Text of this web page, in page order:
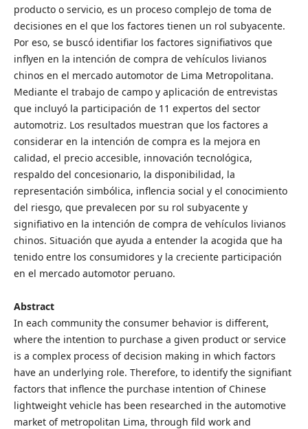
producto o servicio, es un proceso complejo de toma de
decisiones en el que los factores tienen un rol subyacente.
Por eso, se buscó identifiar los factores signifiativos que
inflyen en la intención de compra de vehículos livianos
chinos en el mercado automotor de Lima Metropolitana.
Mediante el trabajo de campo y aplicación de entrevistas
que incluyó la participación de 11 expertos del sector
automotriz. Los resultados muestran que los factores a
considerar en la intención de compra es la mejora en
calidad, el precio accesible, innovación tecnológica,
respaldo del concesionario, la disponibilidad, la
representación simbólica, inflencia social y el conocimiento
del riesgo, que prevalecen por su rol subyacente y
signifiativo en la intención de compra de vehículos livianos
chinos. Situación que ayuda a entender la acogida que ha
tenido entre los consumidores y la creciente participación
en el mercado automotor peruano.
Abstract
In each community the consumer behavior is different,
where the intention to purchase a given product or service
is a complex process of decision making in which factors
have an underlying role. Therefore, to identify the signifiant
factors that inflence the purchase intention of Chinese
lightweight vehicle has been researched in the automotive
market of metropolitan Lima, through fild work and